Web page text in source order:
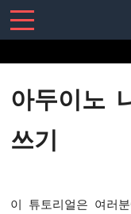
아
이
-
아두이노
쓰기
이 튜토리얼은 여러